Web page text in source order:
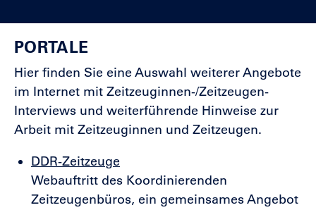
PORTALE
Hier finden Sie eine Auswahl weiterer Angebote
im Internet mit Zeitzeuginnen-/Zeitzeugen-
Interviews und weiterführende Hinweise zur
Arbeit mit Zeitzeuginnen und Zeitzeugen.
DDR-Zeitzeuge
Webauftritt des Koordinierenden
Zeitzeugenbüros, ein gemeinsames Angebot